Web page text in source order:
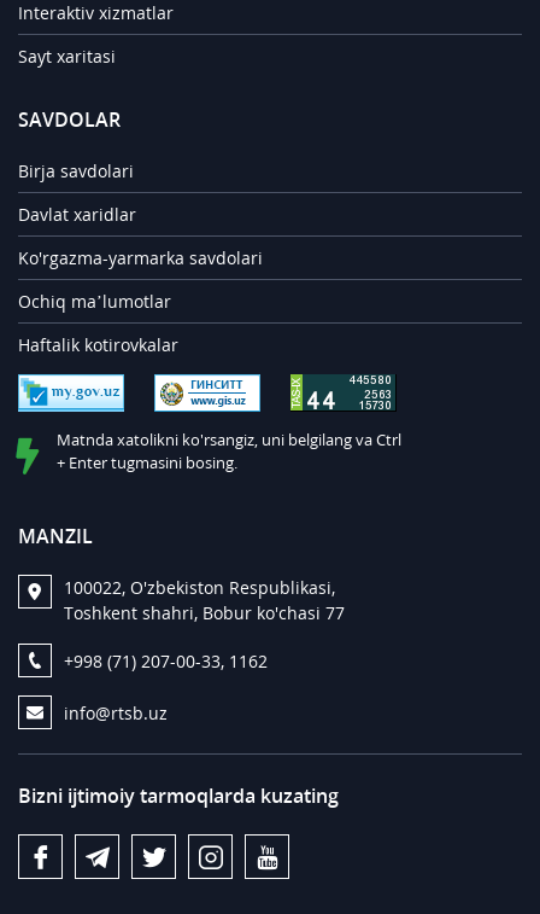
Interaktiv xizmatlar
Sayt xaritasi
SAVDOLAR
Birja savdolari
Davlat xaridlar
Ko'rgazma-yarmarka savdolari
Ochiq ma’lumotlar
Haftalik kotirovkalar
Matnda xatolikni ko'rsangiz, uni belgilang va Ctrl
+ Enter tugmasini bosing.
MANZIL
100022, O'zbekiston Respublikasi,
Toshkent shahri, Bobur ko'chasi 77
+998 (71) 207-00-33, 1162
info@rtsb.uz
Bizni ijtimoiy tarmoqlarda kuzating